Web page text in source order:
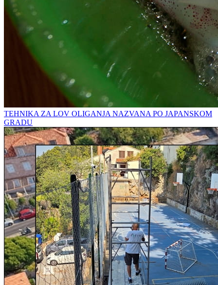
TEHNIKA ZA LOV OLIGANJA NAZVANA PO JAPANSKOM
GRADU